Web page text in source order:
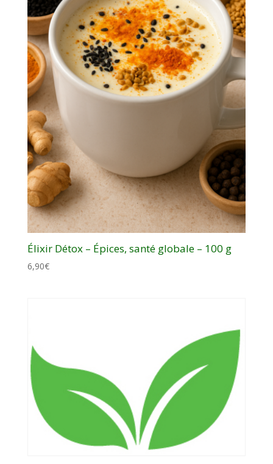
Élixir Détox – Épices, santé globale – 100 g
6,90€